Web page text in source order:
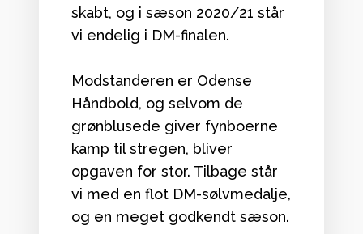
skabt, og i sæson 2020/21 står
vi endelig i DM-finalen.
Modstanderen er Odense
Håndbold, og selvom de
grønblusede giver fynboerne
kamp til stregen, bliver
opgaven for stor. Tilbage står
vi med en flot DM-sølvmedalje,
og en meget godkendt sæson.